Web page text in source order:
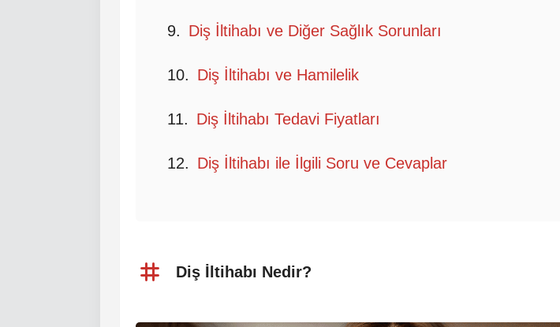
Diş İltihabı ve Diğer Sağlık Sorunları
Diş İltihabı ve Hamilelik
Diş İltihabı Tedavi Fiyatları
Diş İltihabı ile İlgili Soru ve Cevaplar
Diş İltihabı Nedir?